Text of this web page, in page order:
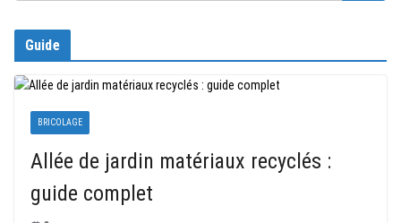
Guide
BRICOLAGE
Allée de jardin matériaux recyclés :
guide complet